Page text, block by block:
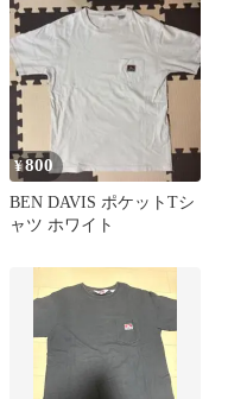
¥800
BEN DAVIS ポケットTシ
ャツ ホワイト